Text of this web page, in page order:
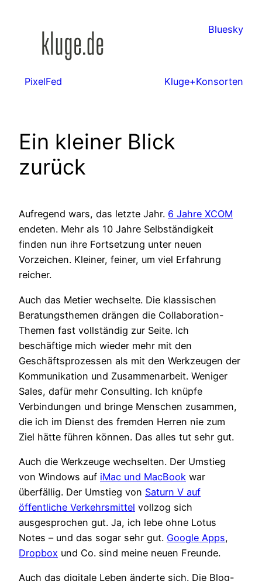
Bluesky
PixelFed Kluge+Konsorten
Ein kleiner Blick
zurück
Aufregend wars, das letzte Jahr. 6 Jahre XCOM
endeten. Mehr als 10 Jahre Selbständigkeit
finden nun ihre Fortsetzung unter neuen
Vorzeichen. Kleiner, feiner, um viel Erfahrung
reicher.
Auch das Metier wechselte. Die klassischen
Beratungsthemen drängen die Collaboration-
Themen fast vollständig zur Seite. Ich
beschäftige mich wieder mehr mit den
Geschäftsprozessen als mit den Werkzeugen der
Kommunikation und Zusammenarbeit. Weniger
Sales, dafür mehr Consulting. Ich knüpfe
Verbindungen und bringe Menschen zusammen,
die ich im Dienst des fremden Herren nie zum
Ziel hätte führen können. Das alles tut sehr gut.
Auch die Werkzeuge wechselten. Der Umstieg
von Windows auf iMac und MacBook war
überfällig. Der Umstieg von Saturn V auf
öffentliche Verkehrsmittel vollzog sich
ausgesprochen gut. Ja, ich lebe ohne Lotus
Notes – und das sogar sehr gut. Google Apps,
Dropbox und Co. sind meine neuen Freunde.
Auch das digitale Leben änderte sich. Die Blog-